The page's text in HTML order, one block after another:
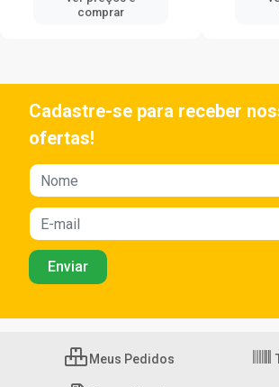
comprar
Cadastre-se para receber
ofertas!
Meus Pedidos